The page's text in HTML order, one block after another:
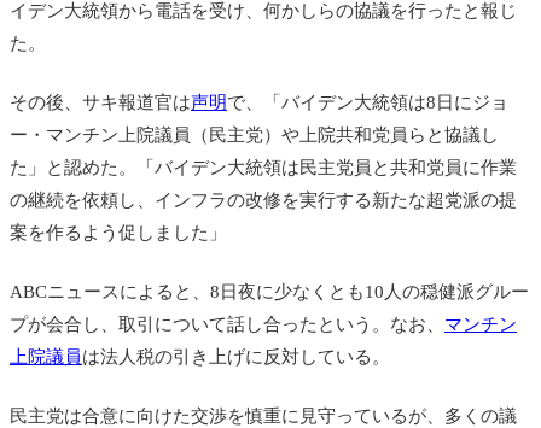
イデン大統領から電話を受け、何かしらの協議を行ったと報じ
た。
その後、サキ報道官は声明で、「バイデン大統領は8日にジョ
ー・マンチン上院議員（民主党）や上院共和党員らと協議し
た」と認めた。「バイデン大統領は民主党員と共和党員に作業
の継続を依頼し、インフラの改修を実行する新たな超党派の提
案を作るよう促しました」
ABCニュースによると、8日夜に少なくとも10人の穏健派グルー
プが会合し、取引について話し合ったという。なお、 マンチン
上院議員は法人税の引き上げに反対している。
民主党は合意に向けた交渉を慎重に見守っているが、多くの議